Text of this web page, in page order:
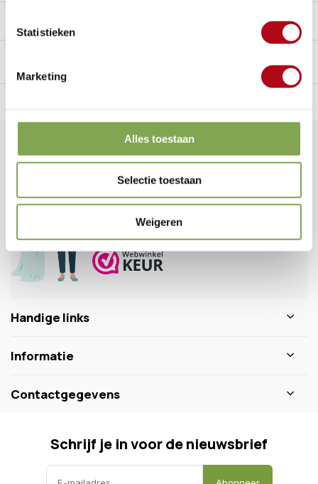
Statistieken
Marketing
Alles toestaan
Selectie toestaan
Weigeren
Veelgestelde vragen
info@dewiltfang.nl
+31 640511932
Handige links
Informatie
Contactgegevens
Schrijf je in voor de nieuwsbrief